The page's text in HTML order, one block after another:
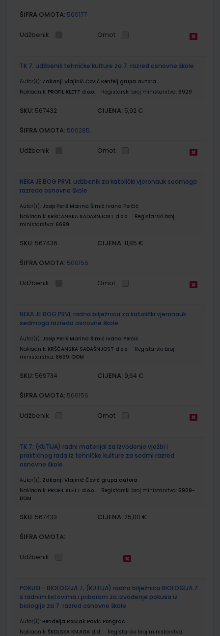
ŠIFRA OMOTA: 500177
Udžbenik Omot
TK 7; udžbenik tehničke kulture za 7. razred osnovne škole
Autor(i): Zakanji Vlajinić Čović Kenfelj grupa autora
Nakladnik: PROFIL KLETT d.o.o. Registarski broj ministarstva: 6929
SKU: 567432 CIJENA: 5,92 €
ŠIFRA OMOTA: 500285
Udžbenik Omot
NEKA JE BOG PRVI; udžbenik za katolički vjeronauk sedmoga
razreda osnovne škole
Autor(i): Josip Periš Marina Šimić Ivana Perčić
Nakladnik: KRŠĆANSKA SADAŠNJOST d.o.o.
Registarski broj
ministarstva: 6699
SKU: 567436 CIJENA: 11,85 €
ŠIFRA OMOTA: 500156
Udžbenik Omot
NEKA JE BOG PRVI; radna bilježnica za katolički vjeronauk
sedmoga razreda osnovne škole
Autor(i): Josip Periš Marina Šimić Ivana Perčić
Nakladnik: KRŠĆANSKA SADAŠNJOST d.o.o.
Registarski broj
ministarstva: 6699-DOM
SKU: 569734 CIJENA: 9,64 €
ŠIFRA OMOTA: 500156
Udžbenik Omot
TK 7; (KUTIJA) radni materijal za izvođenje vježbi i
praktičnog rada iz tehničke kulture za sedmi razred
osnovne škole
Autor(i): Zakanji Vlajinić Čović grupa autora
Nakladnik: PROFIL KLETT d.o.o. Registarski broj ministarstva: 6929-
DOM
SKU: 567433 CIJENA: 25,00 €
ŠIFRA OMOTA:
Udžbenik
POKUSI - BIOLOGIJA 7; (KUTIJA) radna bilježnica BIOLOGIJA 7
s radnim listovima i priborom za izvođenje pokusa iz
biologije za 7. razred osnovne škole
Autor(i): Bendelja Roščak Pavić Pongrac
Nakladnik: ŠKOLSKA KNJIGA d.d.
Registarski broj ministarstva: